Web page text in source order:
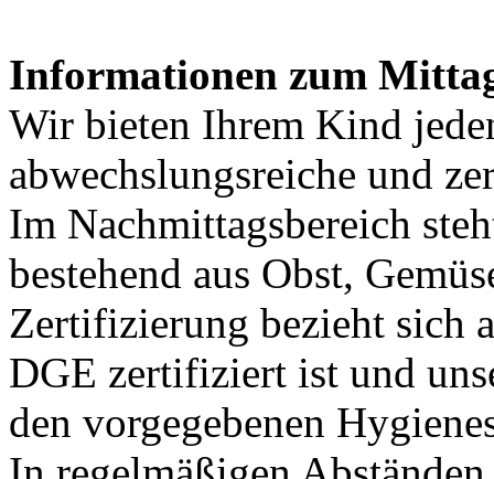
Informationen zum
Wir bieten Ihrem Kind
abwechslungsreiche und
Im Nachmittagsbereich
bestehend aus Obst,
Zertifizierung bezieht sich
DGE zertifiziert ist und
den vorgegebenen